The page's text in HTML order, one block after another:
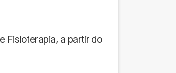
Fisioterapia, a partir do